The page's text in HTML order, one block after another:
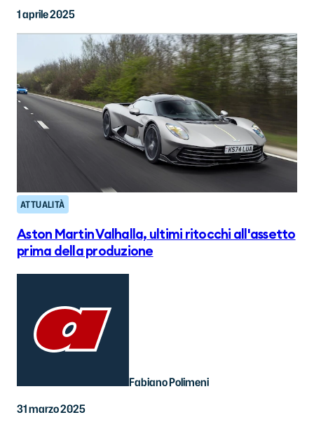
1 aprile 2025
ATTUALITÀ
Aston Martin Valhalla, ultimi ritocchi all'assetto
prima della produzione
Fabiano Polimeni
31 marzo 2025